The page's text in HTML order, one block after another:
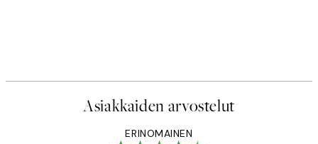
Asiakkaiden arvostelut
ERINOMAINEN